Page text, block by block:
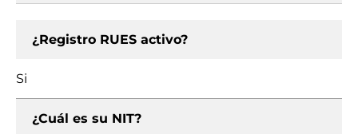
¿Registro RUES activo?
Si
¿Cuál es su NIT?